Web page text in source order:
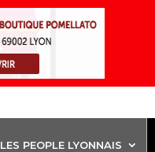
LES PEOPLE LYONNAIS